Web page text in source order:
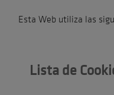
Esta Web utiliza las
Lista de